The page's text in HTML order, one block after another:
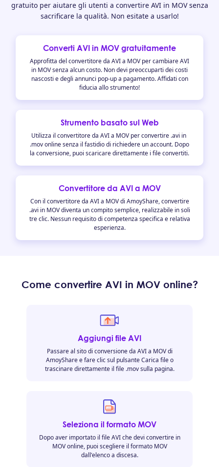
gratuito per aiutare gli utenti a convertire AVI in MOV senza
sacrificare la qualità. Non esitate a usarlo!
Converti AVI in MOV gratuitamente
Approfitta del convertitore da AVI a MOV per cambiare AVI
in MOV senza alcun costo. Non devi preoccuparti dei costi
nascosti e degli annunci pop-up a pagamento. Affidati con
fiducia allo strumento!
Strumento basato sul Web
Utilizza il convertitore da AVI a MOV per convertire .avi in ​​
.mov online senza il fastidio di richiedere un account. Dopo
la conversione, puoi scaricare direttamente i file convertiti.
Convertitore da AVI a MOV
Con il convertitore da AVI a MOV di AmoyShare, convertire
.avi in ​​MOV diventa un compito semplice, realizzabile in soli
tre clic. Nessun requisito di competenza specifica e relativa
esperienza.
Come convertire AVI in MOV online?
Aggiungi file AVI
Passare al sito di conversione da AVI a MOV di
AmoyShare e fare clic sul pulsante Carica file o
trascinare direttamente il file .mov sulla pagina.
Seleziona il formato MOV
Dopo aver importato il file AVI che devi convertire in
MOV online, puoi scegliere il formato MOV
dall'elenco a discesa.